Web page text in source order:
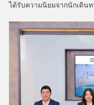
ได้รับความนิยมจากนักเดินท